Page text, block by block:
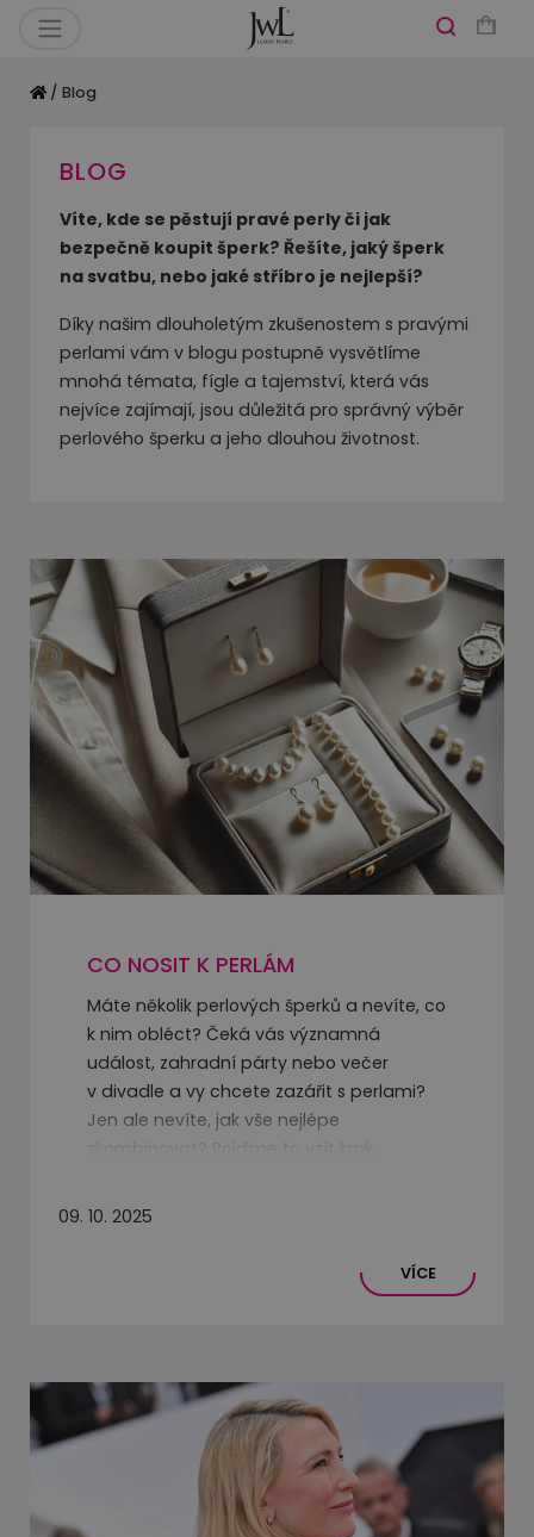
/ Blog
BLOG
Víte, kde se pěstují pravé perly či jak
bezpečně koupit šperk? Řešíte, jaký šperk
na svatbu, nebo jaké stříbro je nejlepší?
Díky našim dlouholetým zkušenostem s pravými
perlami vám v blogu postupně vysvětlíme
mnohá témata, fígle a tajemství, která vás
nejvíce zajímají, jsou důležitá pro správný výběr
perlového šperku a jeho dlouhou životnost.
CO NOSIT K PERLÁM
Máte několik perlových šperků a nevíte, co
k nim obléct? Čeká vás významná
událost, zahradní párty nebo večer
v divadle a vy chcete zazářit s perlami?
Jen ale nevíte, jak vše nejlépe
zkombinovat? Pojďme to vzít krok
pro konkrétní příležitosti.
09. 10. 2025
VÍCE